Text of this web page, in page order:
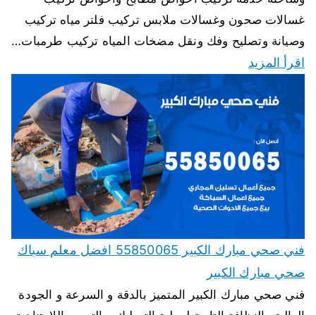
غسالات صحون وغسالات ملابس تركيب فلتر مياه تركيب
وصيانة وتصليح وفك ونقل مضخات المياه تركيب طرمبات…
اقرأ المزيد
فني صحي مبارك الكبير 55850065 افضل معلم سباك
صحي مبارك الكبير
فني صحي مبارك الكبير المتميز بالدقة و السرعة و الجودة